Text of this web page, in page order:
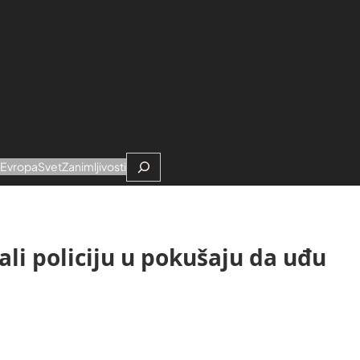
EvropaSvetZanimljivostiSearch
policiju u pokušaju da uđu